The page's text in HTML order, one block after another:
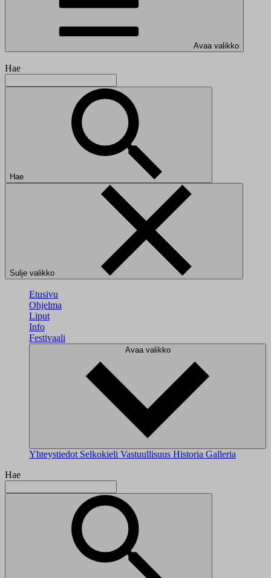
Avaa valikko
Hae
Hae
Sulje valikko
Etusivu
Ohjelma
Liput
Info
Festivaali
Avaa valikko
Yhteystiedot Selkokieli Vastuullisuus Historia Galleria
Hae